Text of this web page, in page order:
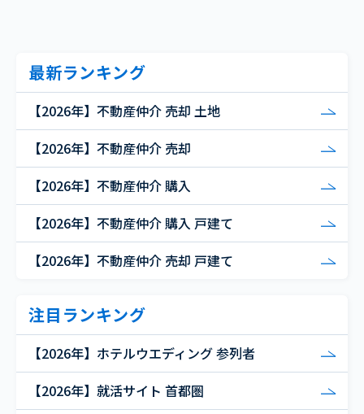
最新ランキング
【2026年】不動産仲介 売却 土地
【2026年】不動産仲介 売却
【2026年】不動産仲介 購入
【2026年】不動産仲介 購入 戸建て
【2026年】不動産仲介 売却 戸建て
注目ランキング
【2026年】ホテルウエディング 参列者
【2026年】就活サイト 首都圏